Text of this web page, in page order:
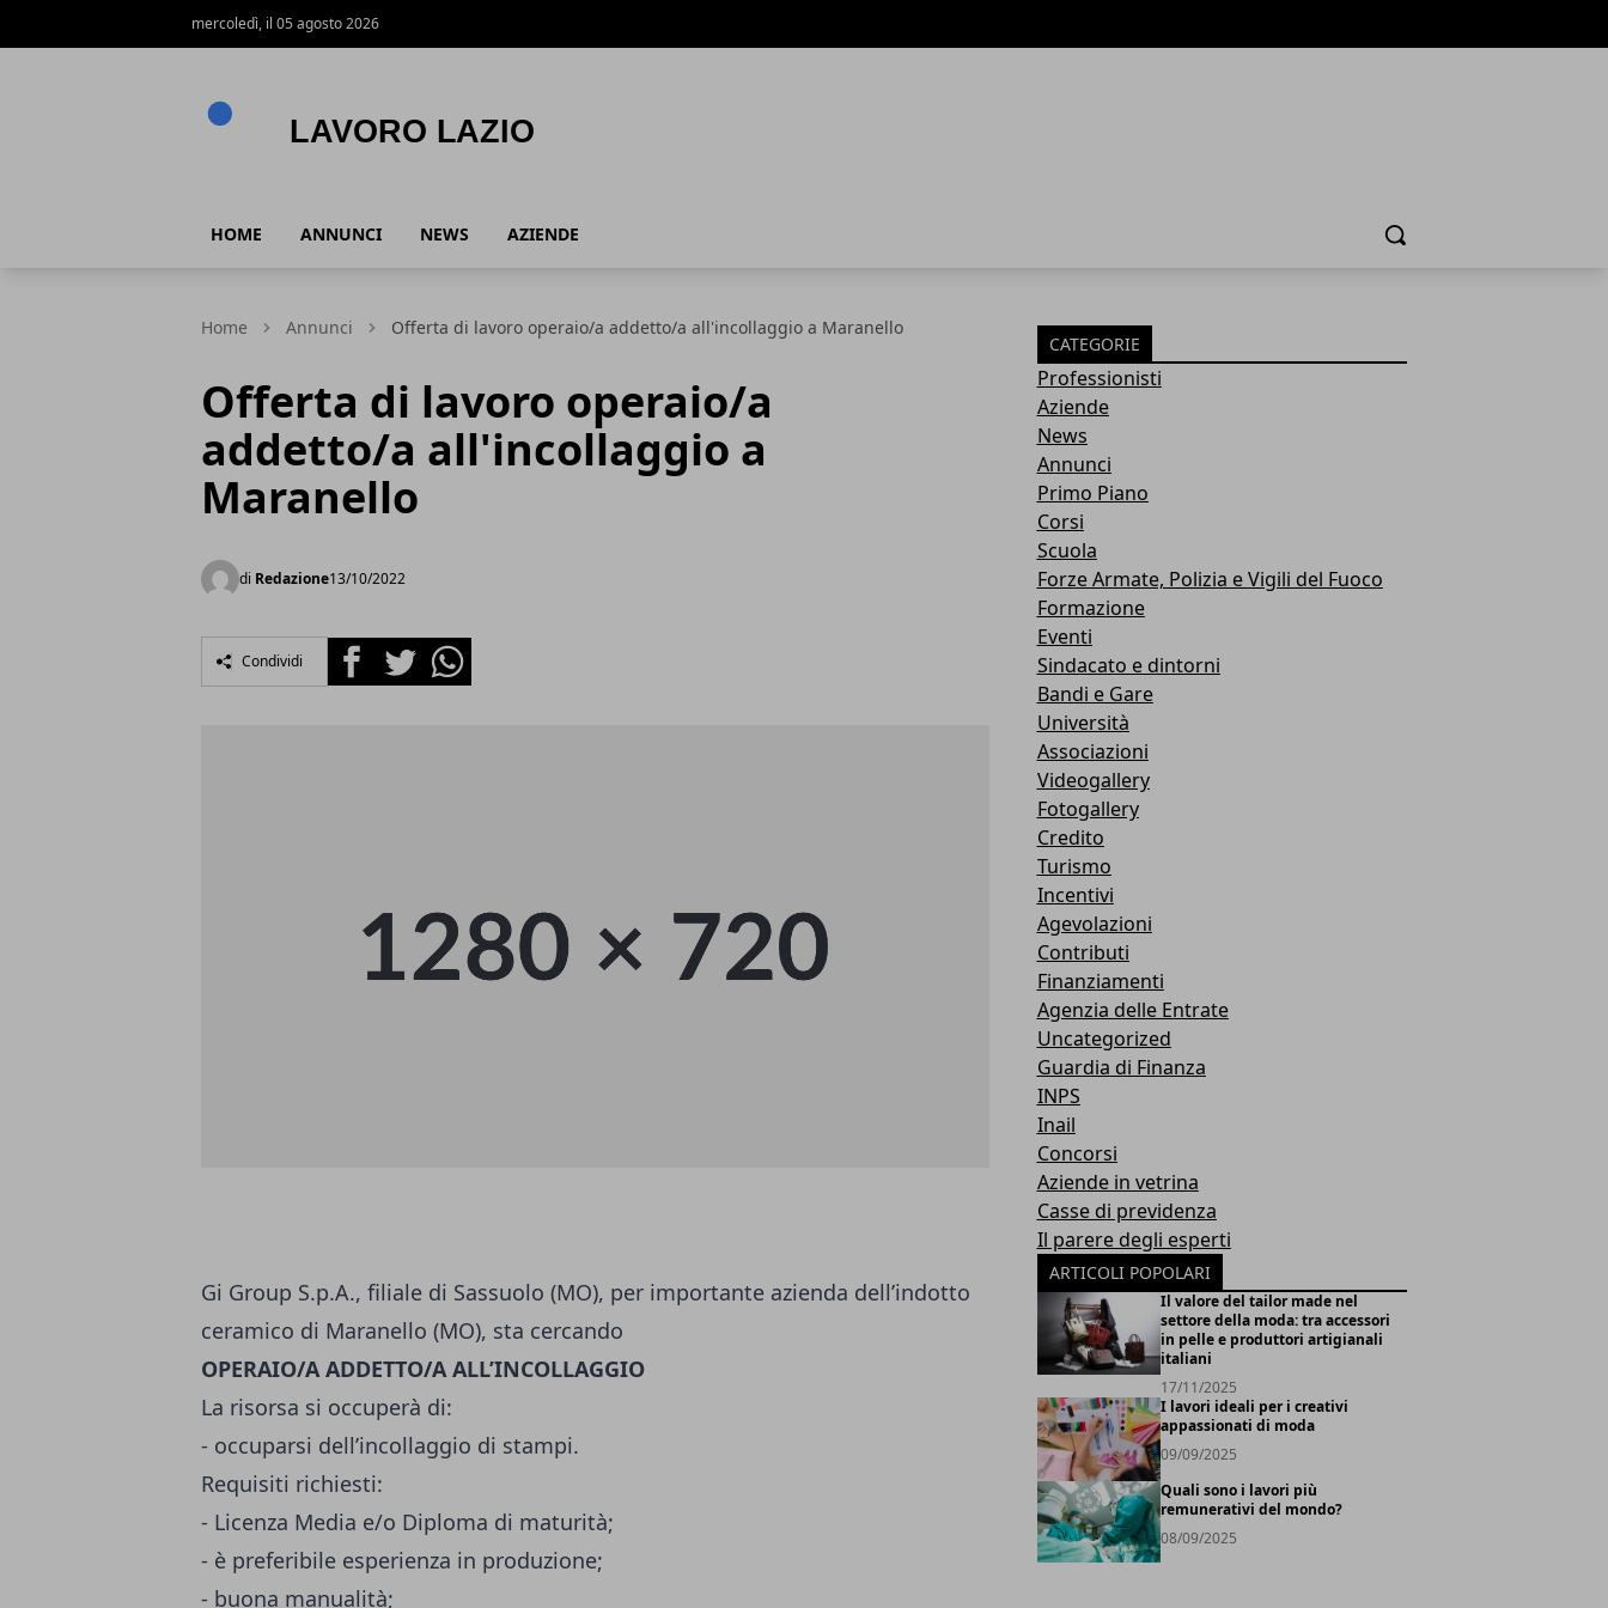
mercoledì, il 05 agosto 2026
HOME ANNUNCI NEWS AZIENDE Cerca
Home Annunci Offerta di lavoro operaio/a addetto/a all'incollaggio a Maranello
Offerta di lavoro operaio/a
addetto/a all'incollaggio a
Maranello
di Redazione13/10/2022
Condividi FacebookTwitterWhatsapp
Gi Group S.p.A., filiale di Sassuolo (MO), per importante azienda dell’indotto
ceramico di Maranello (MO), sta cercando
OPERAIO/A ADDETTO/A ALL’INCOLLAGGIO
La risorsa si occuperà di:
- occuparsi dell’incollaggio di stampi.
Requisiti richiesti:
- Licenza Media e/o Diploma di maturità;
- è preferibile esperienza in produzione;
- buona manualità;
CATEGORIE
Professionisti
Aziende
News
Annunci
Primo Piano
Corsi
Scuola
Forze Armate, Polizia e Vigili del Fuoco
Formazione
Eventi
Sindacato e dintorni
Bandi e Gare
Università
Associazioni
Videogallery
Fotogallery
Credito
Turismo
Incentivi
Agevolazioni
Contributi
Finanziamenti
Agenzia delle Entrate
Uncategorized
Guardia di Finanza
INPS
Inail
Concorsi
Aziende in vetrina
Casse di previdenza
Il parere degli esperti
ARTICOLI POPOLARI
Il valore del tailor made nel
settore della moda: tra accessori
in pelle e produttori artigianali
italiani
17/11/2025
I lavori ideali per i creativi
appassionati di moda
09/09/2025
Quali sono i lavori più
remunerativi del mondo?
08/09/2025